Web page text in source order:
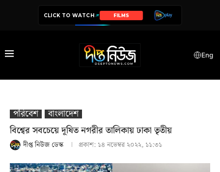
CLICK TO WATCH SERIES
Eng
পরিবেশ
বাংলাদেশ
বিশ্বের সবচেয়ে দূষিত নগরীর তালিকায় ঢাকা তৃতীয়
দীপ্ত নিউজ ডেস্ক প্রকাশ: ১৪ নভেম্বর ২০২২, ১১:৩১